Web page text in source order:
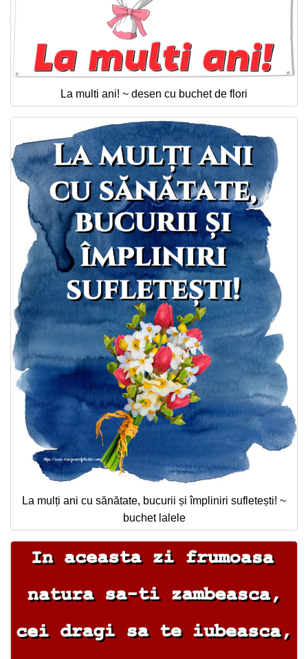
La multi ani! ~ desen cu buchet de flori
La mulți ani cu sănătate, bucurii și împliniri sufletești! ~
buchet lalele